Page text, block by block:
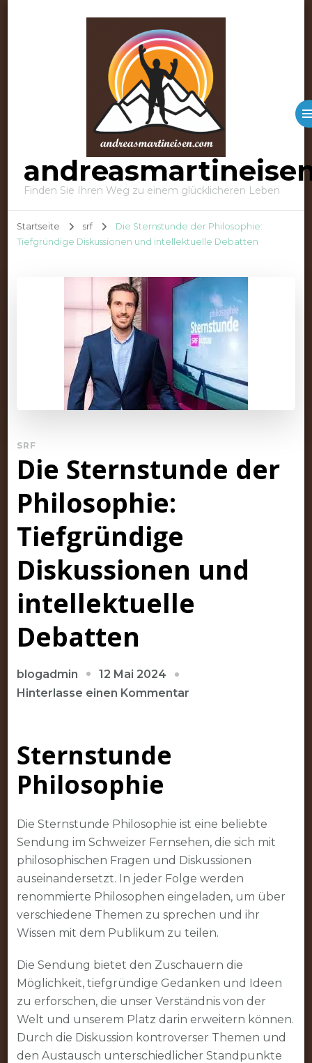
Finden Sie Ihren Weg zu einem glücklicheren Leben
Startseite srf
Die Sternstunde der Philosophie:
Tiefgründige Diskussionen und intellektuelle Debatten
SRF
Die Sternstunde der
Philosophie:
Tiefgründige
Diskussionen und
intellektuelle
Debatten
blogadmin
12 Mai 2024
Hinterlasse einen Kommentarzu
und
intellektuelle
Debatten
Sternstunde
Philosophie
Die Sternstunde Philosophie ist eine beliebte
Sendung im Schweizer Fernsehen, die sich mit
philosophischen Fragen und Diskussionen
auseinandersetzt. In jeder Folge werden
renommierte Philosophen eingeladen, um über
verschiedene Themen zu sprechen und ihr
Wissen mit dem Publikum zu teilen.
Die Sendung bietet den Zuschauern die
Möglichkeit, tiefgründige Gedanken und Ideen
zu erforschen, die unser Verständnis von der
Welt und unserem Platz darin erweitern können.
Durch die Diskussion kontroverser Themen und
den Austausch unterschiedlicher Standpunkte